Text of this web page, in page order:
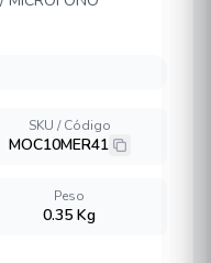
SKU / Código
MOC10MER41
Peso
0.35 Kg